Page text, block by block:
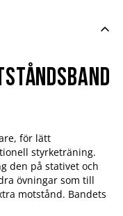
för lätt
styrketräning.
den på stativet och
övningar som till
motstånd. Bandets